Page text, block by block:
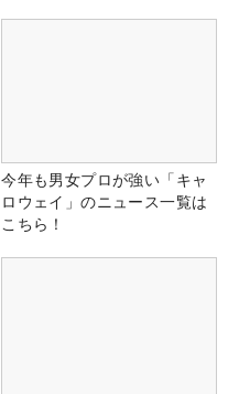
今年も男女プロが強い「キャ
ロウェイ」のニュース一覧は
こちら！